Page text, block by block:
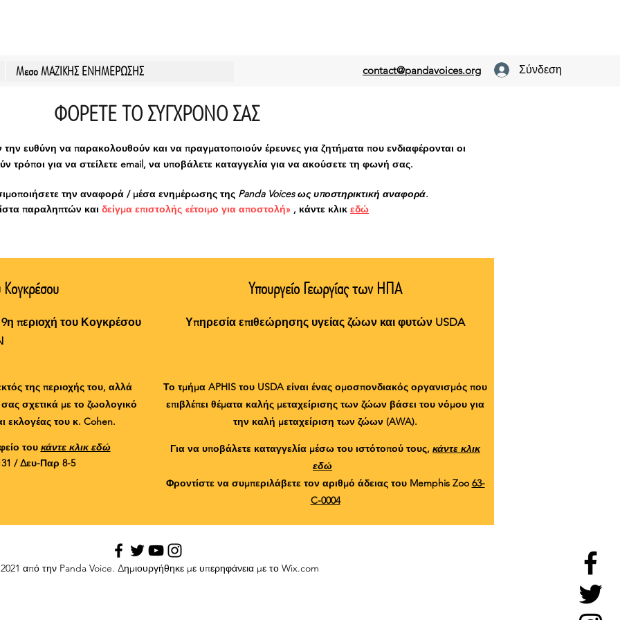
Μεσο ΜΑΖΙΚΗΣ ΕΝΗΜΕΡΩΣΗΣ contact@pandavoices.org Σύνδεση
περιοχή του Κογκρέσου
της περιοχής του, αλλά
σχετικά με το ζωολογικό
εκλογέας του κ. Cohen.
του κάντε κλικ εδώ
/ Δευ-Παρ 8-5
Υπουργείο Γεωργίας των ΗΠΑ
Υπηρεσία επιθεώρησης υγείας ζώων και φυτών USDA
Το τμήμα APHIS του USDA είναι ένας ομοσπονδιακός οργανισμός που
επιβλέπει θέματα καλής μεταχείρισης των ζώων βάσει του νόμου για
την καλή μεταχείριση των ζώων (AWA).
Για να υποβάλετε καταγγελία μέσω του ιστότοπού τους, κάντε κλικ
εδώ
Φροντίστε να συμπεριλάβετε τον αριθμό άδειας του Memphis Zoo 63-
C-0004
ΦΟΡΕΤΕ ΤΟ ΣΥΓΧΡΟΝΟ ΣΑΣ
την ευθύνη να παρακολουθούν και να πραγματοποιούν έρευνες για ζητήματα που ενδιαφέρονται οι
τρόποι για να στείλετε email, να υποβάλετε καταγγελία για να ακούσετε τη φωνή σας.
την αναφορά / μέσα ενημέρωσης της Panda Voices ως υποστηρικτική αναφορά.
παραληπτών και δείγμα επιστολής «έτοιμο για αποστολή» , κάντε κλικ εδώ
από την Panda Voice. Δημιουργήθηκε με υπερηφάνεια με το Wix.com